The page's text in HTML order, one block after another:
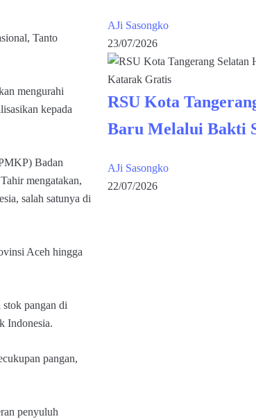
Tanto
mengurahi
kepada
Badan
mengatakan,
salah satunya di
Aceh hingga
pangan di
Indonesia.
pangan,
penyuluh
AJi Sasongko
23/07/2026
RSU Kota
Baru Melalui Bakti
AJi Sasongko
22/07/2026